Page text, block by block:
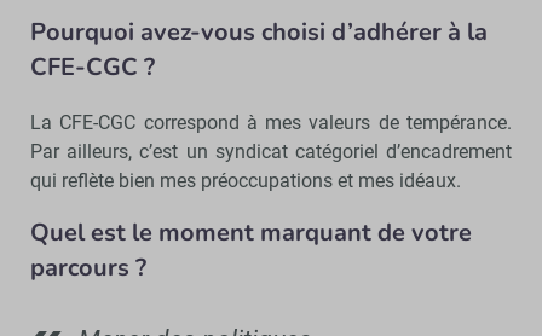
Pourquoi avez-vous choisi d’adhérer à la
CFE-CGC ?
La CFE-CGC correspond à mes valeurs de tempérance.
Par ailleurs, c’est un syndicat catégoriel d’encadrement
qui reflète bien mes préoccupations et mes idéaux.
Quel est le moment marquant de votre
parcours ?